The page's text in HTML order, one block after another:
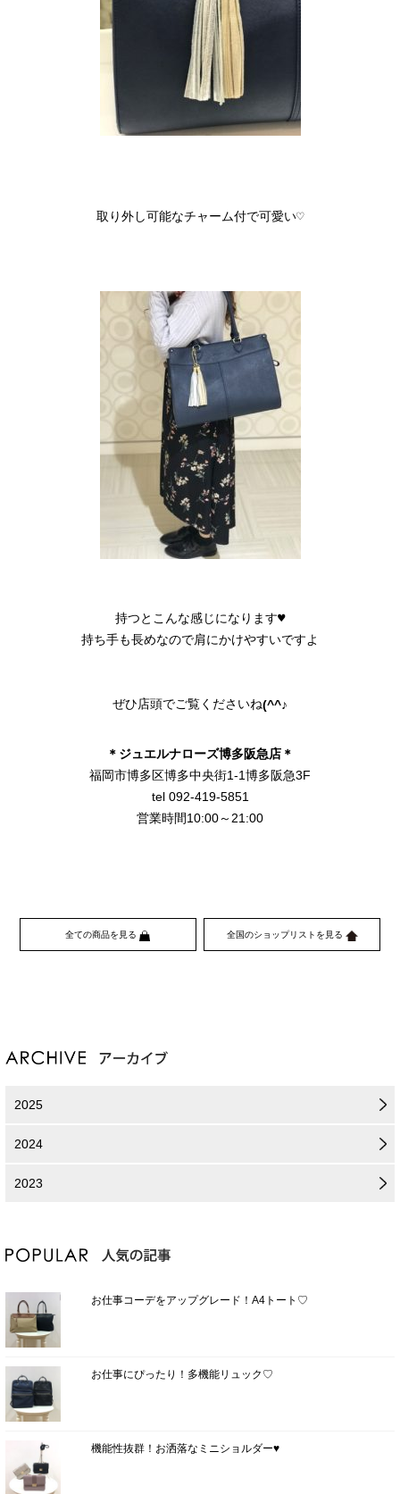
取り外し可能なチャーム付で可愛い♡
持つとこんな感じになります♥
持ち手も長めなので肩にかけやすいですよ
ぜひ店頭でご覧くださいね(^^♪
＊ジュエルナローズ博多阪急店＊
福岡市博多区博多中央街1-1博多阪急3F
tel 092-419-5851
営業時間10:00～21:00
全ての商品を見る 全国のショップリストを見る
2025
2024
2023
お仕事コーデをアップグレード！A4トート♡
お仕事にぴったり！多機能リュック♡
機能性抜群！お洒落なミニショルダー♥